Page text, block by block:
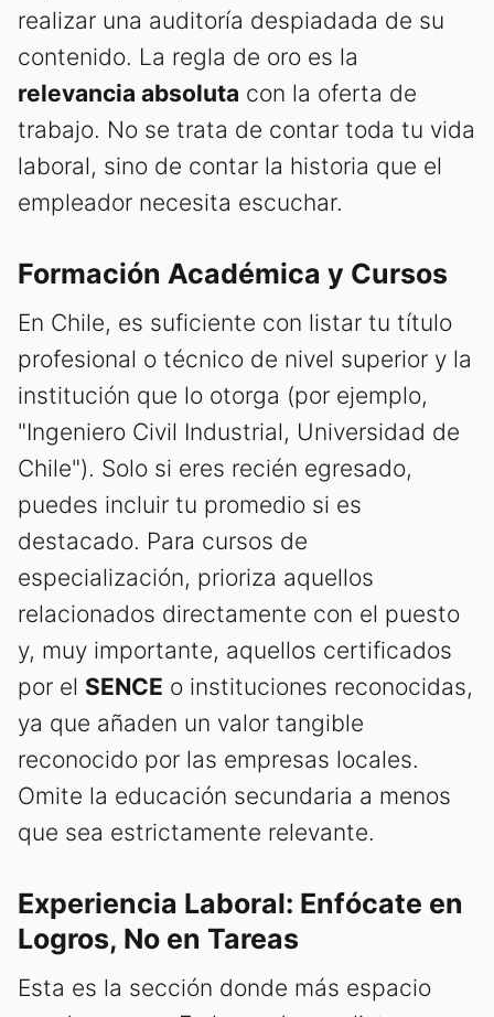
realizar una auditoría despiadada de su
contenido. La regla de oro es la
relevancia absoluta con la oferta de
trabajo. No se trata de contar toda tu vida
laboral, sino de contar la historia que el
empleador necesita escuchar.
Formación Académica y Cursos
En Chile, es suficiente con listar tu título
profesional o técnico de nivel superior y la
institución que lo otorga (por ejemplo,
"Ingeniero Civil Industrial, Universidad de
Chile"). Solo si eres recién egresado,
puedes incluir tu promedio si es
destacado. Para cursos de
especialización, prioriza aquellos
relacionados directamente con el puesto
y, muy importante, aquellos certificados
por el SENCE o instituciones reconocidas,
ya que añaden un valor tangible
reconocido por las empresas locales.
Omite la educación secundaria a menos
que sea estrictamente relevante.
Experiencia Laboral: Enfócate en
Logros, No en Tareas
Esta es la sección donde más espacio